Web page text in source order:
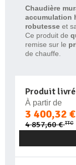
Chaudière
accumulation
robutesse et
Ce produit de
remise sur le
de chauffe.
Produit livré
À partir de
3 400,32 €
4 857,60 €TTC